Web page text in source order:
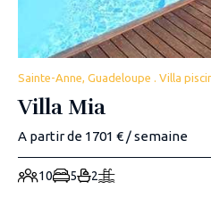
Sainte-Anne, Guadeloupe . Villa
Villa Mia
A partir de 1701 € / semaine
10 5 2